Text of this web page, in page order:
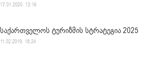
17.01.2020. 13:16
საქართველოს ტურიზმის სტრატეგია 2025
11.02.2019. 18:24